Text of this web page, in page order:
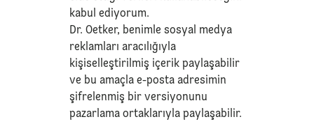
kabul ediyorum.
Dr. Oetker, benimle sosyal medya
reklamları aracılığıyla
kişiselleştirilmiş içerik paylaşabilir
ve bu amaçla e-posta adresimin
şifrelenmiş bir versiyonunu
pazarlama ortaklarıyla paylaşabilir.